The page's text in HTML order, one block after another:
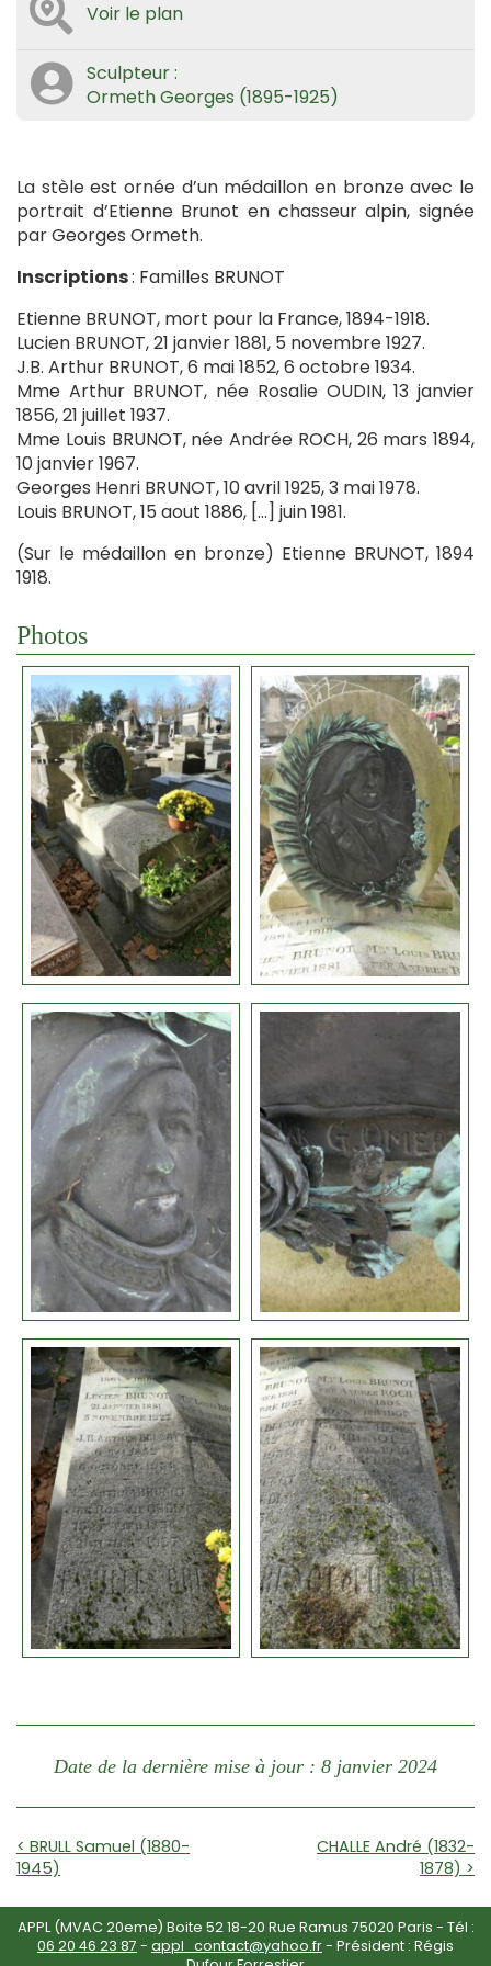
Voir le plan
Sculpteur :
Ormeth Georges (1895-1925)
La stèle est ornée d’un médaillon en bronze avec le
portrait d’Etienne Brunot en chasseur alpin, signée
par Georges Ormeth.
Inscriptions: Familles BRUNOT
Etienne BRUNOT, mort pour la France, 1894-1918.
Lucien BRUNOT, 21 janvier 1881, 5 novembre 1927.
J.B. Arthur BRUNOT, 6 mai 1852, 6 octobre 1934.
Mme Arthur BRUNOT, née Rosalie OUDIN, 13 janvier
1856, 21 juillet 1937.
Mme Louis BRUNOT, née Andrée ROCH, 26 mars 1894,
10 janvier 1967.
Georges Henri BRUNOT, 10 avril 1925, 3 mai 1978.
Louis BRUNOT, 15 aout 1886, […] juin 1981.
(Sur le médaillon en bronze) Etienne BRUNOT, 1894
1918.
Photos
Date de la dernière mise à jour : 8 janvier 2024
< BRULL Samuel (1880-
1945)
CHALLE André (1832-
1878) >
APPL (MVAC 20eme) Boite 52 18-20 Rue Ramus 75020 Paris - Tél :
06 20 46 23 87 - appl_contact@yahoo.fr- Président : Régis